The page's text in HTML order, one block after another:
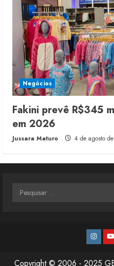
Negócios
Fakini prevê R$345
em 2026
Jussara Maturo 4 de agosto
Pesquisar
Copyright © 2006 - 2025